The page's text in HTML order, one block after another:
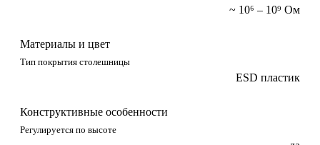
~ 10⁶ – 10⁹ Ом
Материалы и цвет
Тип покрытия столешницы
ESD пластик
Конструктивные особенности
Регулируется по высоте